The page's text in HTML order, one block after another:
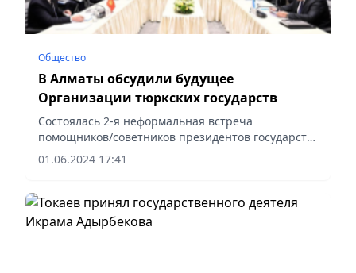
Общество
В Алматы обсудили будущее
Организации тюркских государств
Состоялась 2-я неформальная встреча
помощников/советников президентов государств-
членов Организации тюркских государств (ОТГ)
по международным делам, сообщает Vecher.kz.
01.06.2024 17:41